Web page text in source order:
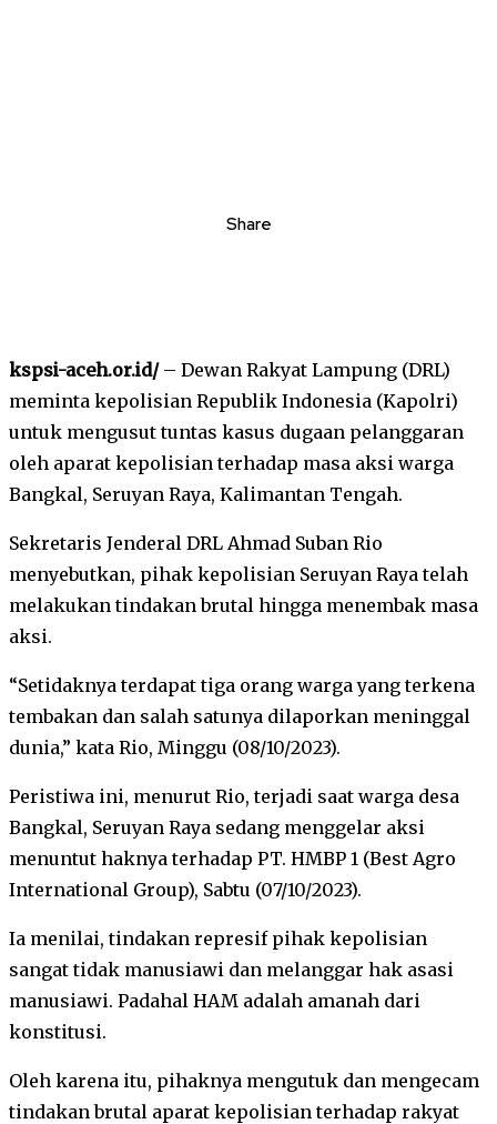
Share
kspsi-aceh.or.id/– Dewan Rakyat Lampung (DRL)
meminta kepolisian Republik Indonesia (Kapolri)
untuk mengusut tuntas kasus dugaan pelanggaran
oleh aparat kepolisian terhadap masa aksi warga
Bangkal, Seruyan Raya, Kalimantan Tengah.
Sekretaris Jenderal DRL Ahmad Suban Rio
menyebutkan, pihak kepolisian Seruyan Raya telah
melakukan tindakan brutal hingga menembak masa
aksi.
“Setidaknya terdapat tiga orang warga yang terkena
tembakan dan salah satunya dilaporkan meninggal
dunia,” kata Rio, Minggu (08/10/2023).
Peristiwa ini, menurut Rio, terjadi saat warga desa
Bangkal, Seruyan Raya sedang menggelar aksi
menuntut haknya terhadap PT. HMBP 1 (Best Agro
International Group), Sabtu (07/10/2023).
Ia menilai, tindakan represif pihak kepolisian
sangat tidak manusiawi dan melanggar hak asasi
manusiawi. Padahal HAM adalah amanah dari
konstitusi.
Oleh karena itu, pihaknya mengutuk dan mengecam
tindakan brutal aparat kepolisian terhadap rakyat